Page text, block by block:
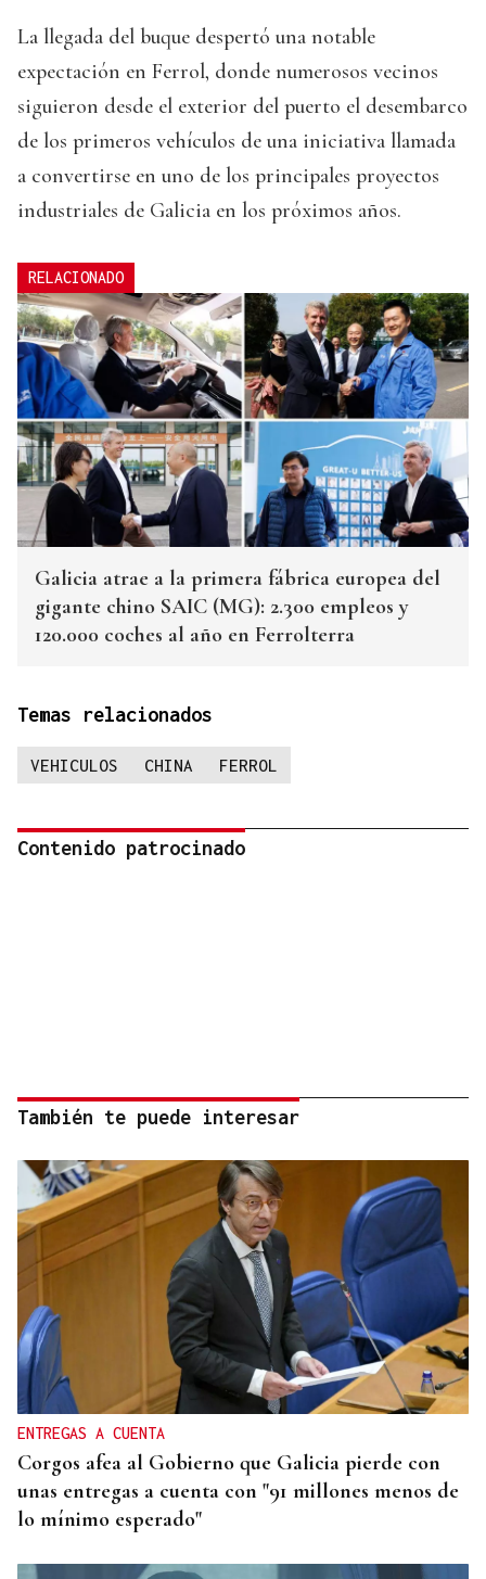
La llegada del buque despertó una notable
expectación en Ferrol, donde numerosos vecinos
siguieron desde el exterior del puerto el desembarco
de los primeros vehículos de una iniciativa llamada
a convertirse en uno de los principales proyectos
industriales de Galicia en los próximos años.
RELACIONADO
Galicia atrae a la primera fábrica europea del
gigante chino SAIC (MG): 2.300 empleos y
120.000 coches al año en Ferrolterra
Temas relacionados
VEHICULOS CHINA FERROL
Contenido patrocinado
También te puede interesar
ENTREGAS A CUENTA
Corgos afea al Gobierno que Galicia pierde con
unas entregas a cuenta con "91 millones menos de
lo mínimo esperado"